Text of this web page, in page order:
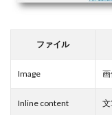
ファイル
Image
Inline content